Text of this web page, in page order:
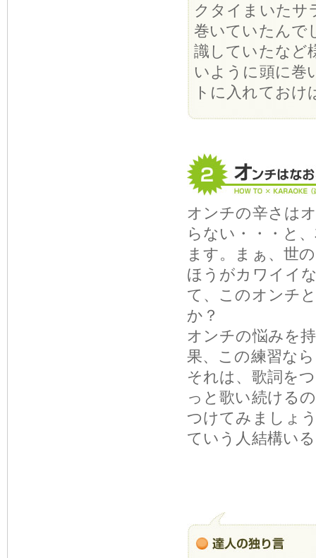
クタイまいたサ
巻いていたんで
識していたなど
いように頭に巻
トに入れてお
オンチの辛さは
らない・・・と
ます。まぁ、世
ほうがカワイイ
て、このオンチ
か？
オンチの悩みを
果、この練習な
それは、歌詞を
っと歌い続ける
つけてみましょ
ていう人結構い